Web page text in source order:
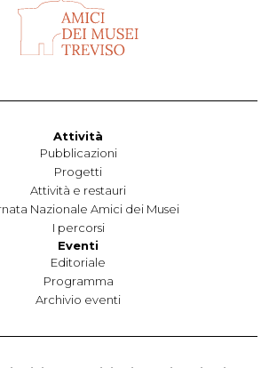
Attività
Pubblicazioni
Progetti
Attività e restauri
Nazionale Amici dei Musei
I percorsi
Eventi
Editoriale
Programma
Archivio eventi